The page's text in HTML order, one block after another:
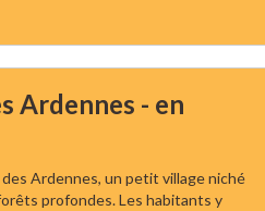
Ardennes - en
Ardennes, un petit village niché
profondes. Les habitants y